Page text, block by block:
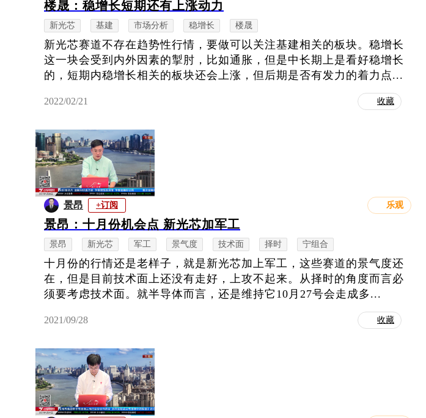
楼晟：稳增长短期还有上涨动力
新光芯 基建 市场分析 稳增长 楼晟
新光芯赛道不存在趋势性行情，要做可以关注基建相关的板块。稳增长
这一块会受到内外因素的掣肘，比如通胀，但是中长期上是看好稳增长
的，短期内稳增长相关的板块还会上涨，但后期是否有发力的着力点...
2022/02/21 收藏
景昂 +订阅 乐观
景昂：十月份机会点 新光芯加军工
景昂 新光芯 军工 景气度 技术面 择时 宁组合
十月份的行情还是老样子，就是新光芯加上军工，这些赛道的景气度还
在，但是目前技术面上还没有走好，上攻不起来。从择时的角度而言必
须要考虑技术面。就半导体而言，还是维持它10月27号会走成多...
2021/09/28 收藏